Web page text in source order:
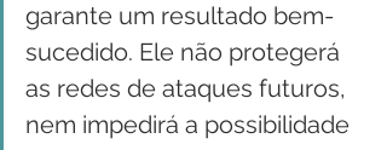
garante um resultado bem-
sucedido. Ele não protegerá
as redes de ataques futuros,
nem impedirá a possibilidade